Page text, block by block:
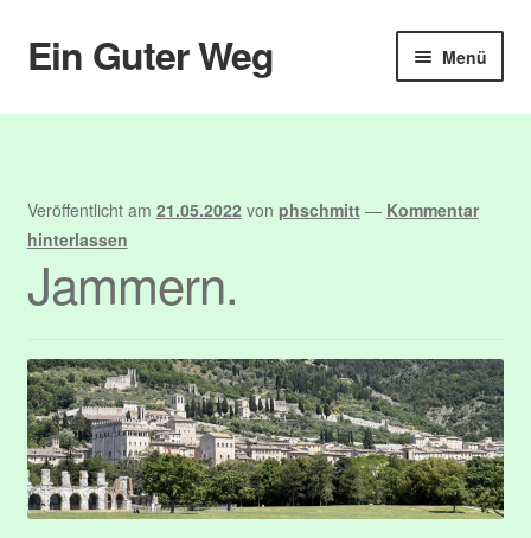
Zur
Navigation
Zum
Inhalt
Ein Guter Weg Menü
Start
Anmelden
Benutzer
Blog
Booking
Booking Details
Veröffentlicht am 21.05.2022 von phschmitt — Kommentar
hinterlassen
Jammern.